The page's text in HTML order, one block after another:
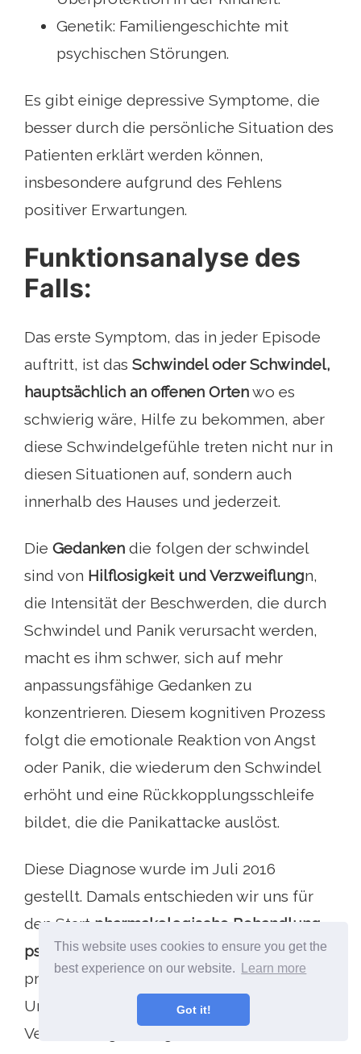
This website uses cookies to ensure you get the
best experience on our website.
Learn more
Got it!
Genetik: Familiengeschichte mit
psychischen Störungen.
Es gibt einige depressive Symptome, die
besser durch die persönliche Situation des
Patienten erklärt werden können,
insbesondere aufgrund des Fehlens
positiver Erwartungen.
Funktionsanalyse des
Falls:
Das erste Symptom, das in jeder Episode
auftritt, ist das Schwindel oder Schwindel,
hauptsächlich an offenen Ortenwo es
schwierig wäre, Hilfe zu bekommen, aber
diese Schwindelgefühle treten nicht nur in
diesen Situationen auf, sondern auch
innerhalb des Hauses und jederzeit.
Die Gedanken die folgen der schwindel
sind von Hilflosigkeit und Verzweiflungn,
die Intensität der Beschwerden, die durch
Schwindel und Panik verursacht werden,
macht es ihm schwer, sich auf mehr
anpassungsfähige Gedanken zu
konzentrieren. Diesem kognitiven Prozess
folgt die emotionale Reaktion von Angst
oder Panik, die wiederum den Schwindel
erhöht und eine Rückkopplungsschleife
bildet, die die Panikattacke auslöst.
Diese Diagnose wurde im Juli 2016
gestellt. Damals entschieden wir uns für
den Start pharmakologische Behandlung
psychologische BehandlungBasierend auf
progressiver Exposition und kognitiver
Umstrukturierung planen wir eine
Veränderung der täglichen Gewohnheiten.